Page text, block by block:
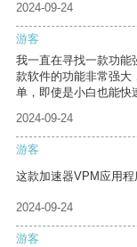
2024-09-24
游客
我一直在寻找一款功能
款软件的功能非常强大
单，即使是小白也能快
2024-09-24
游客
这款加速器VPM应用程
2024-09-24
游客